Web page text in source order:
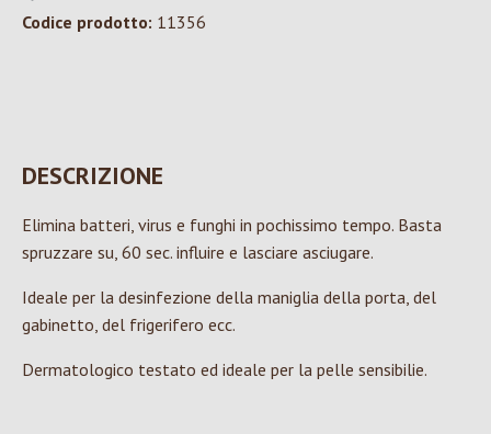
Codice prodotto: 11356
DESCRIZIONE
Elimina batteri, virus e funghi in pochissimo tempo. Basta
spruzzare su, 60 sec. influire e lasciare asciugare.
Ideale per la desinfezione della maniglia della porta, del
gabinetto, del frigerifero ecc.
Dermatologico testato ed ideale per la pelle sensibilie.